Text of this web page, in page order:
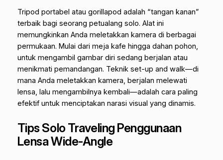
Tripod portabel atau gorillapod adalah “tangan kanan”
terbaik bagi seorang petualang solo. Alat ini
memungkinkan Anda meletakkan kamera di berbagai
permukaan. Mulai dari meja kafe hingga dahan pohon,
untuk mengambil gambar diri sedang berjalan atau
menikmati pemandangan. Teknik set-up and walk—di
mana Anda meletakkan kamera, berjalan melewati
lensa, lalu mengambilnya kembali—adalah cara paling
efektif untuk menciptakan narasi visual yang dinamis.
Tips Solo Traveling Penggunaan
Lensa Wide-Angle